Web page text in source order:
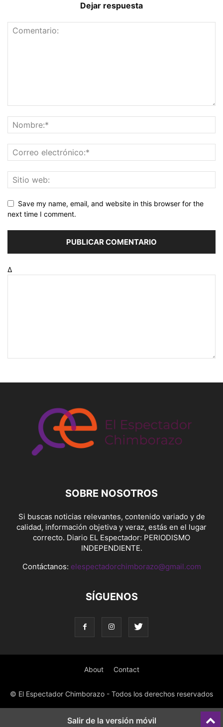
Dejar respuesta
Save my name, email, and website in this browser for the
next time I comment.
Δ
SOBRE NOSOTROS
Si buscas noticias relevantes, contenido variado y de
calidad, información objetiva y veraz, estás en el lugar
correcto. Diario EL Espectador: PERIODISMO
INDEPENDIENTE.
Contáctanos: elespectadorchimborazo@gmail.com
SÍGUENOS
About Contact
© El Espectador Chimborazo - Todos los derechos reservados
Salir de la versión móvil